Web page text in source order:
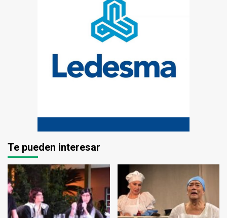
Te pueden interesar